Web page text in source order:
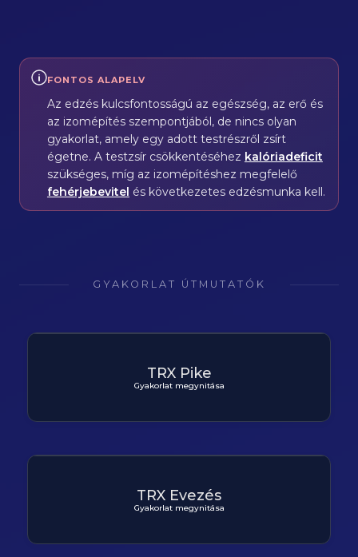
FONTOS ALAPELV
Az edzés kulcsfontosságú az egészség, az erő és
az izomépítés szempontjából, de nincs olyan
gyakorlat, amely egy adott testrészről zsírt
égetne. A testzsír csökkentéséhez kalóriadeficit
szükséges, míg az izomépítéshez megfelelő
fehérjebevitel és következetes edzésmunka kell.
GYAKORLAT ÚTMUTATÓK
TRX Pike
Gyakorlat megynitása
TRX Evezés
Gyakorlat megynitása